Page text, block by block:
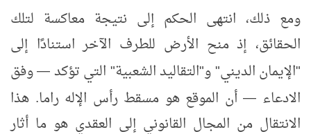
ومع ذلك، انتهى الحكم إلى نتيجة معاكسة لتلك
الحقائق، إذ منح الأرض للطرف الآخر استنادًا إلى
"الإيمان الديني" و"التقاليد الشعبية" التي تؤكد —وفق
الادعاء —أن الموقع هو مسقط رأس الإله راما. هذا
الانتقال من المجال القانوني إلى العقدي هو ما أثار